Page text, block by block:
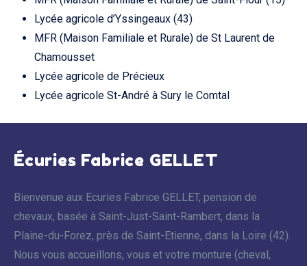
Lycée agricole d’Yssingeaux (43)
MFR (Maison Familiale et Rurale) de St Laurent de
Chamousset
Lycée agricole de Précieux
Lycée agricole St-André à Sury le Comtal
Écuries Fabrice GELLET
Bienvenue aux Ecuries Fabrice GELLET, pension de
chevaux, basée à Saint-Just-Saint-Rambert, dans la
Plaine-du-Forez, près de Saint-Etienne, dans la Loire (42).
Nous vous accueillons, vous et votre monture (cheval,